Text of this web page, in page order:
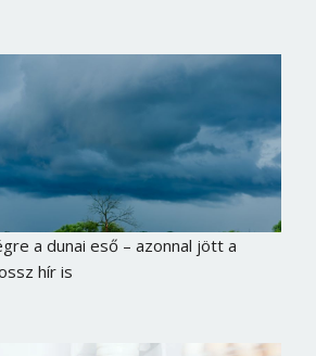
a dunai eső – azonnal jött a
hír is